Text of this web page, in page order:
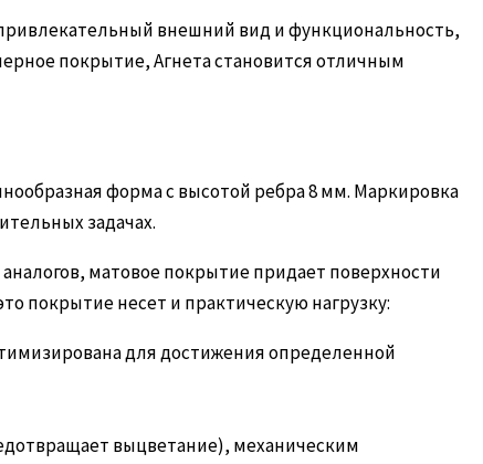
внешний вид и функциональность,
покрытие, Агнета становится отличным
форма с высотой ребра 8 мм. Маркировка
задачах.
матовое покрытие придает поверхности
покрытие несет и практическую нагрузку:
для достижения определенной
выцветание), механическим